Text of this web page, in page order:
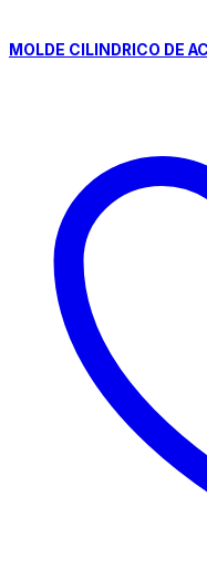
MOLDE CILINDRICO DE